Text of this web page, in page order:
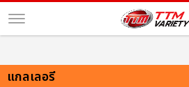
แกลเลอรี